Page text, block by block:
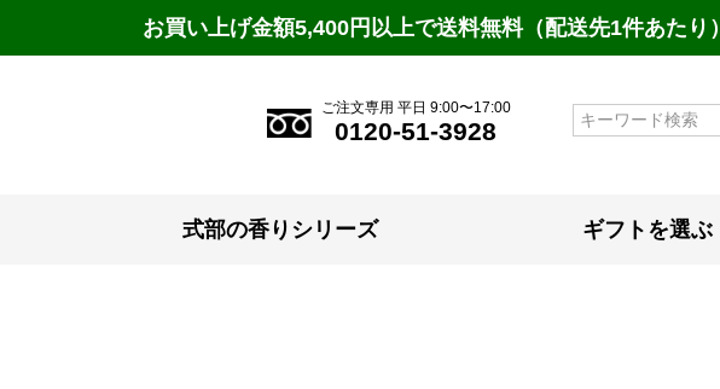
お買い上げ金額5,400円以上で送料無料（配送先1件あたり）
ご注文専用 平日 9:00〜17:00
0120-51-3928
式部の香りシリーズ ギフトを選ぶ